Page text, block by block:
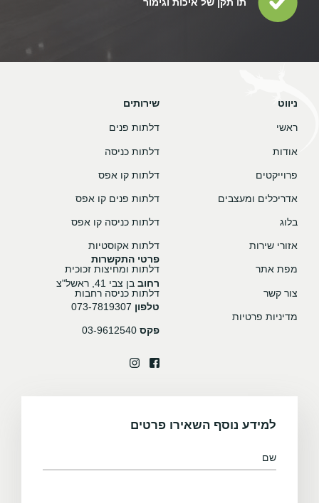
ניווט
ראשי
אודות
פרוייקטים
אדריכלים ומעצבים
בלוג
אזורי שירות
מפת אתר
צור קשר
מדיניות פרטיות
שירותים
דלתות פנים
דלתות כניסה
דלתות קו אפס
דלתות פנים קו אפס
דלתות כניסה קו אפס
דלתות אקוסטיות
דלתות ומחיצות זכוכית
דלתות כניסה רחבות
פרטי התקשרות
רחוב בן צבי 41, ראשל"צ
טלפון 073-7819307
פקס 03-9612540
למידע נוסף השאירו פרטים